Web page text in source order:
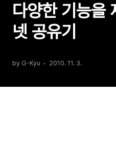
다양한 기능을
넷 공유기
by G-Kyu 2010. 11. 3.